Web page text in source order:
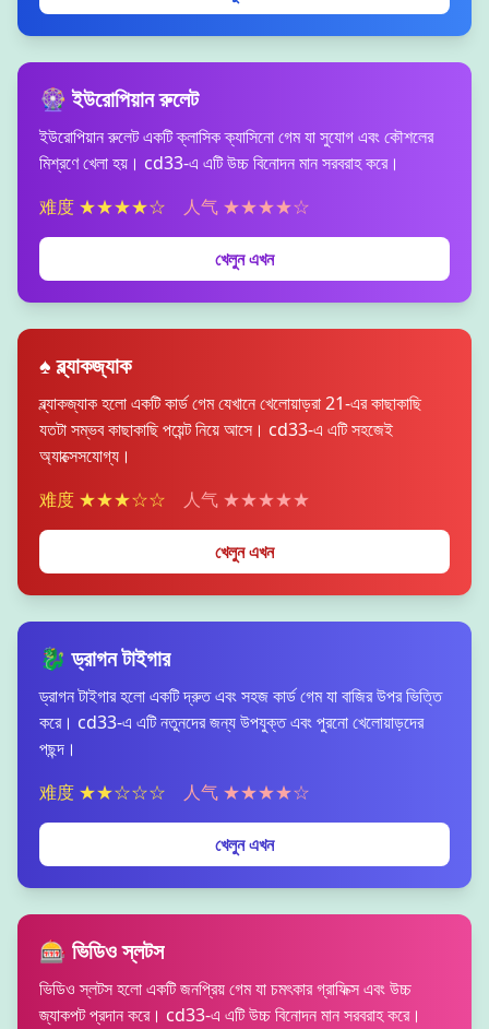
🎡 ইউরোপিয়ান রুলেট
ইউরোপিয়ান রুলেট একটি ক্লাসিক ক্যাসিনো গেম যা সুযোগ এবং কৌশলের
মিশ্রণে খেলা হয়। cd33-এ এটি উচ্চ বিনোদন মান সরবরাহ করে।
难度 ★★★★☆
人气 ★★★★☆
খেলুন এখন
♠️ ব্ল্যাকজ্যাক
ব্ল্যাকজ্যাক হলো একটি কার্ড গেম যেখানে খেলোয়াড়রা 21-এর কাছাকাছি
যতটা সম্ভব কাছাকাছি পয়েন্ট নিয়ে আসে। cd33-এ এটি সহজেই
অ্যাক্সেসযোগ্য।
难度 ★★★☆☆
人气 ★★★★★
খেলুন এখন
🐉 ড্রাগন টাইগার
ড্রাগন টাইগার হলো একটি দ্রুত এবং সহজ কার্ড গেম যা বাজির উপর ভিত্তি
করে। cd33-এ এটি নতুনদের জন্য উপযুক্ত এবং পুরনো খেলোয়াড়দের
পছন্দ।
难度 ★★☆☆☆
人气 ★★★★☆
খেলুন এখন
🎰 ভিডিও স্লটস
ভিডিও স্লটস হলো একটি জনপ্রিয় গেম যা চমৎকার গ্রাফিক্স এবং উচ্চ
জ্যাকপট প্রদান করে। cd33-এ এটি উচ্চ বিনোদন মান সরবরাহ করে।